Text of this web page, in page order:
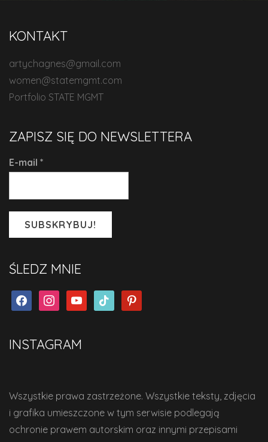
KONTAKT
artychagnes@gmail.com
women@statemgmt.com
Portfolio STATE MGMT
ZAPISZ SIĘ DO NEWSLETTERA
E-mail *
ŚLEDZ MNIE
facebookinstagramyoutubetiktok pinterest
INSTAGRAM
Wszystkie prawa zastrzeżone. Wszystkie teksty, zdjęcia
i grafika umieszczone w tym serwisie podlegają
ochronie prawem autorskim oraz innymi przepisami